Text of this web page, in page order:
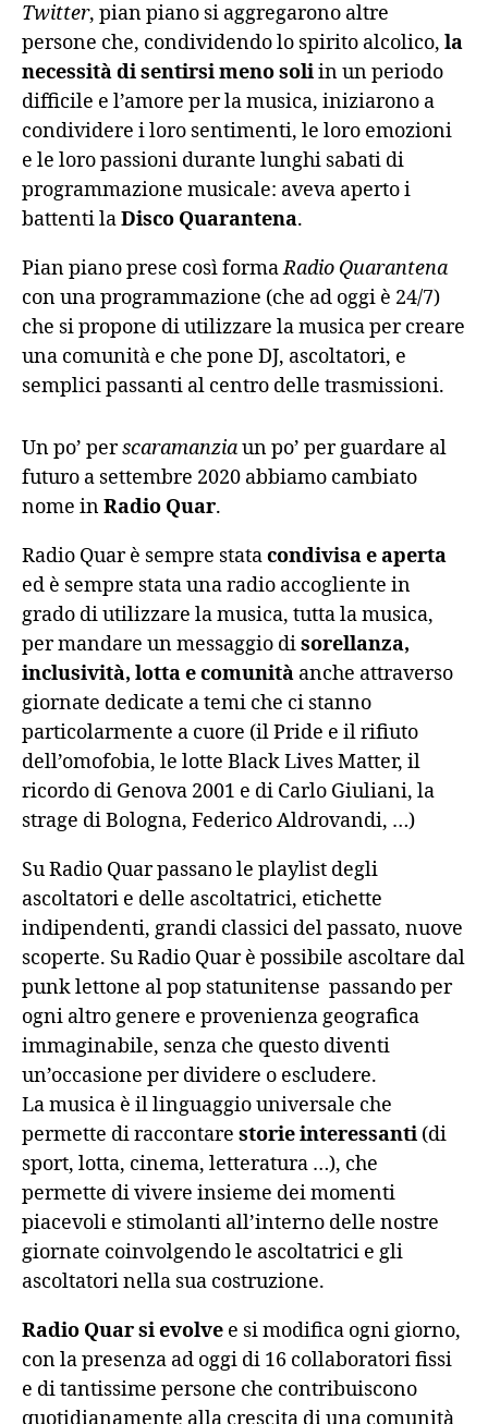
Twitter, pian piano si aggregarono altre
persone che, condividendo lo spirito alcolico, la
necessità di sentirsi meno soliin un periodo
difficile e l’amore per la musica, iniziarono a
condividere i loro sentimenti, le loro emozioni
e le loro passioni durante lunghi sabati di
programmazione musicale: aveva aperto i
battenti laDisco Quarantena.
Pian piano prese così formaRadio Quarantena
con una programmazione (che ad oggi è 24/7)
che si propone di utilizzare la musica per creare
una comunità e che pone DJ, ascoltatori, e
semplici passanti al centro delle trasmissioni.
Un po’ perscaramanziaun po’ per guardare al
futuro a settembre 2020 abbiamo cambiato
nome inRadio Quar.
Radio Quar è sempre statacondivisa e aperta
ed è sempre stata una radio accogliente in
grado di utilizzare la musica, tutta la musica,
per mandare un messaggio disorellanza,
inclusività, lotta e comunità anche attraverso
giornate dedicate a temi che ci stanno
particolarmente a cuore (il Pride e il rifiuto
dell’omofobia, le lotte Black Lives Matter, il
ricordo di Genova 2001 e di Carlo Giuliani, la
strage di Bologna, Federico Aldrovandi, …)
Su Radio Quar passano le playlist degli
ascoltatori e delle ascoltatrici, etichette
indipendenti, grandi classici del passato, nuove
scoperte. Su Radio Quar è possibile ascoltare dal
punk lettone al pop statunitense passando per
ogni altro genere e provenienza geografica
immaginabile, senza che questo diventi
un’occasione per dividere o escludere.
La musica è il linguaggio universale che
permette di raccontare storie interessanti (di
sport, lotta, cinema, letteratura …), che
permette di vivere insieme dei momenti
piacevoli e stimolanti all’interno delle nostre
giornate coinvolgendo le ascoltatrici e gli
ascoltatori nella sua costruzione.
Radio Quar si evolve e si modifica ogni giorno,
con la presenza ad oggi di 16 collaboratori fissi
e di tantissime persone che contribuiscono